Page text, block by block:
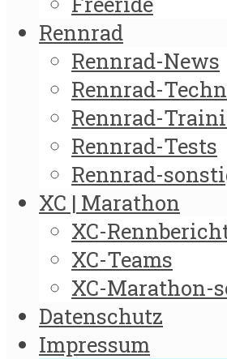
Rennrad
Rennrad-News
Rennrad-
Rennrad-
Rennrad-Tests
Rennrad-
XC | Marathon
XC-
XC-Teams
XC-Marathon-
Datenschutz
Impressum